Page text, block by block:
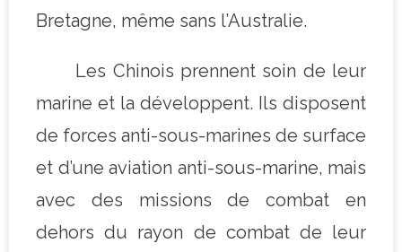
Bretagne, même sans l’Australie.
Les Chinois prennent soin de leur
marine et la développent. Ils disposent
de forces anti-sous-marines de surface
et d’une aviation anti-sous-marine, mais
avec des missions de combat en
dehors du rayon de combat de leur